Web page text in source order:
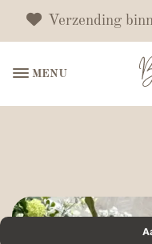
Verzending
MENU